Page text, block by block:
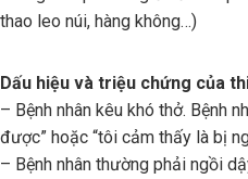
thao leo núi, hàng không…)
Dấu hiệu và triệu chứng của
– Bệnh nhân kêu khó thở. Bệnh
được” hoặc “tôi cảm thấy là bị
– Bệnh nhân thường phải ngồi